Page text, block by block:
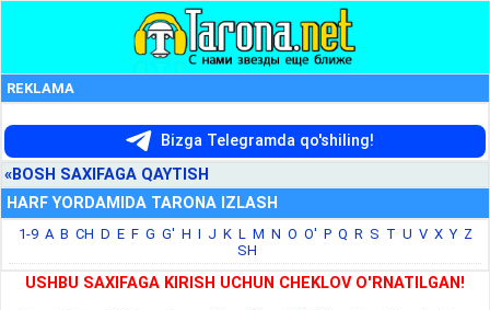
REKLAMA
Bizga Telegramda qo'shiling!
«BOSH SAXIFAGA QAYTISH
HARF YORDAMIDA TARONA IZLASH
1-9 A B CH D E F G G' H I J K L M N O O' P Q R S T U V X Y Z
SH
USHBU SAXIFAGA KIRISH UCHUN CHEKLOV O'RNATILGAN!